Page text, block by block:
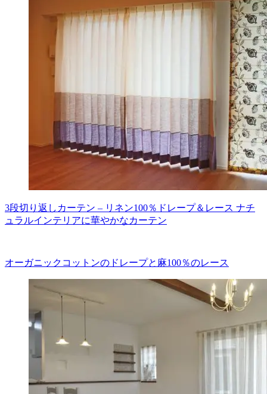
3段切り返しカーテン – リネン100％ドレープ＆レース ナチ
ュラルインテリアに華やかなカーテン
オーガニックコットンのドレープと麻100％のレース